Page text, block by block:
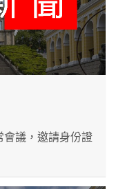
議，邀請身份證